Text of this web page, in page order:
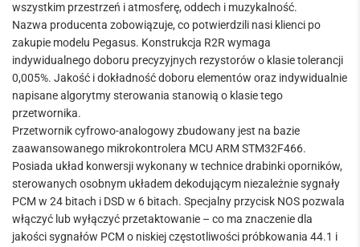
wszystkim przestrzeń i atmosferę, oddech i muzykalność.
Nazwa producenta zobowiązuje, co potwierdzili nasi klienci po
zakupie modelu Pegasus. Konstrukcja R2R wymaga
indywidualnego doboru precyzyjnych rezystorów o klasie tolerancji
0,005%. Jakość i dokładność doboru elementów oraz indywidualnie
napisane algorytmy sterowania stanowią o klasie tego
przetwornika.
Przetwornik cyfrowo-analogowy zbudowany jest na bazie
zaawansowanego mikrokontrolera MCU ARM STM32F466.
Posiada układ konwersji wykonany w technice drabinki oporników,
sterowanych osobnym układem dekodującym niezależnie sygnały
PCM w 24 bitach i DSD w 6 bitach. Specjalny przycisk NOS pozwala
włączyć lub wyłączyć przetaktowanie – co ma znaczenie dla
jakości sygnałów PCM o niskiej częstotliwości próbkowania 44.1 i